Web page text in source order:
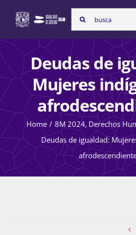
content
Search
for:
Inicio
Nosotras
Atención de la
Deudas de
Mujeres
Home 8M 2024 Derechos
Deudas de igualdad: